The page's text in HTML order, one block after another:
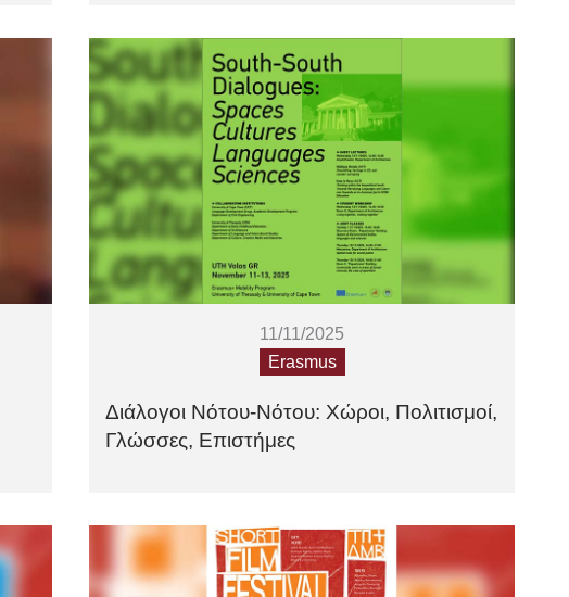
11/11/2025
Erasmus
Διάλογοι Νότου-Νότου: Χώροι, Πολιτισμοί,
Γλώσσες, Επιστήμες